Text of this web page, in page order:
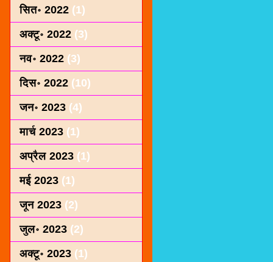
सित॰ 2022 (1)
अक्टू॰ 2022 (3)
नव॰ 2022 (3)
दिस॰ 2022 (10)
जन॰ 2023 (4)
मार्च 2023 (1)
अप्रैल 2023 (1)
मई 2023 (1)
जून 2023 (2)
जुल॰ 2023 (2)
अक्टू॰ 2023 (1)